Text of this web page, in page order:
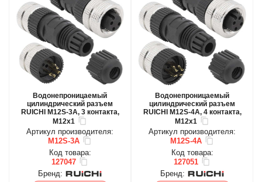
Водонепроницаемый
цилиндрический разъем
RUICHI M12S-3A, 3 контакта,
M12x1
Артикул производителя:
M12S-3A
Код товара:
127047
Бренд:
Водонепроницаемый
цилиндрический разъем
RUICHI M12S-4A, 4 контакта,
M12x1
Артикул производителя:
M12S-4A
Код товара:
127051
Бренд: